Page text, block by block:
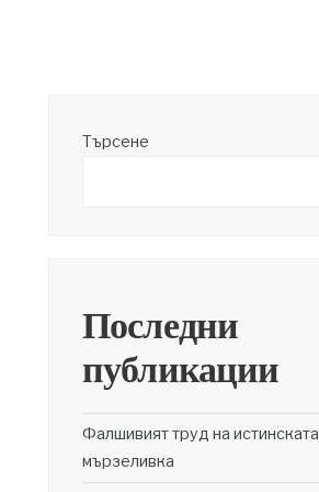
Търсене
Последни
публикации
Фалшивият труд на истинската
мързеливка